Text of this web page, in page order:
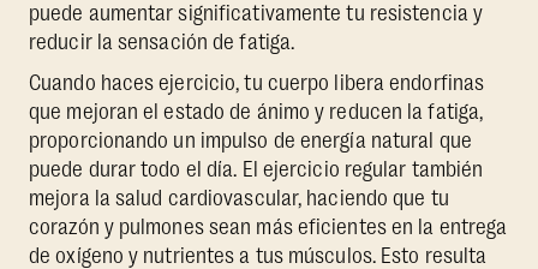
puede aumentar significativamente tu resistencia y
reducir la sensación de fatiga.
Cuando haces ejercicio, tu cuerpo libera endorfinas
que mejoran el estado de ánimo y reducen la fatiga,
proporcionando un impulso de energía natural que
puede durar todo el día. El ejercicio regular también
mejora la salud cardiovascular, haciendo que tu
corazón y pulmones sean más eficientes en la entrega
de oxígeno y nutrientes a tus músculos. Esto resulta